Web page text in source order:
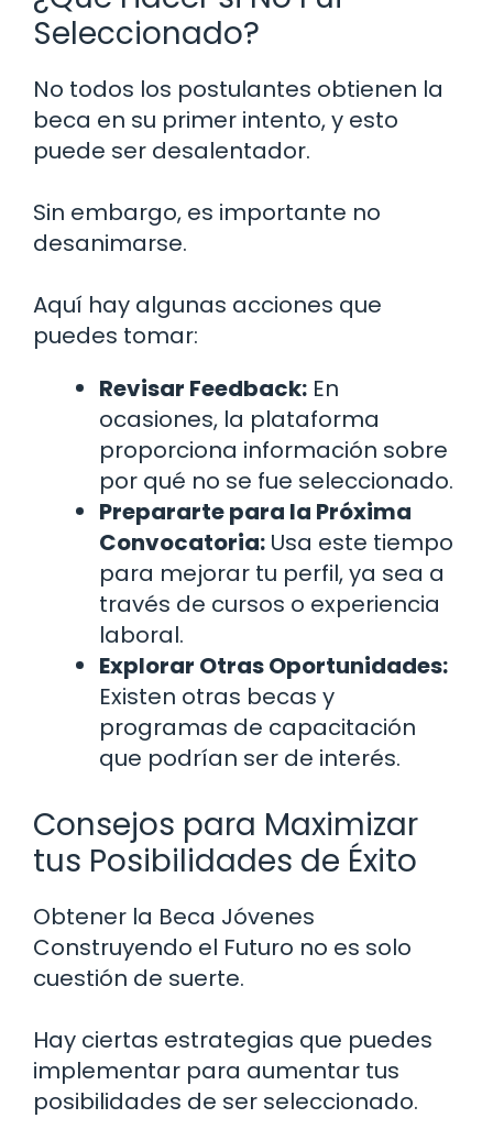
Seleccionado?
No todos los postulantes obtienen la
beca en su primer intento, y esto
puede ser desalentador.
Sin embargo, es importante no
desanimarse.
Aquí hay algunas acciones que
puedes tomar:
Revisar Feedback: En
ocasiones, la plataforma
proporciona información sobre
por qué no se fue seleccionado.
Prepararte para la Próxima
Convocatoria: Usa este tiempo
para mejorar tu perfil, ya sea a
través de cursos o experiencia
laboral.
Explorar Otras Oportunidades:
Existen otras becas y
programas de capacitación
que podrían ser de interés.
Consejos para Maximizar
tus Posibilidades de Éxito
Obtener la Beca Jóvenes
Construyendo el Futuro no es solo
cuestión de suerte.
Hay ciertas estrategias que puedes
implementar para aumentar tus
posibilidades de ser seleccionado.